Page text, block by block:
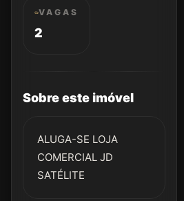
VAGAS
2
Sobre este imóvel
ALUGA-SE LOJA
COMERCIAL JD
SATÉLITE